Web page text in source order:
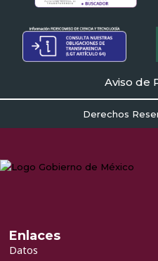
Aviso de
Derechos
Enlaces
Datos